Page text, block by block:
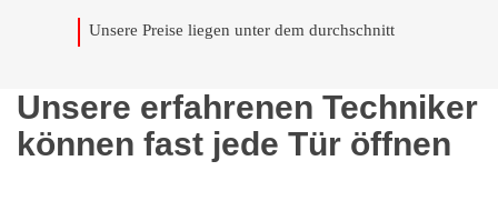
Unsere Preise liegen unter dem durchschnitt
Unsere erfahrenen Techniker
können fast jede Tür öffnen